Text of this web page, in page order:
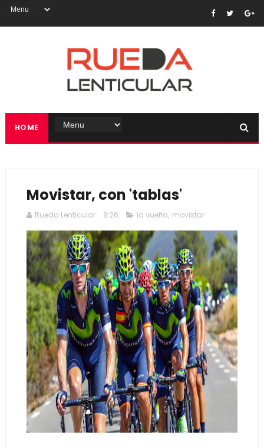
HOME
Movistar, con 'tablas'
Rueda Lenticular 8:26 la vuelta, movistar